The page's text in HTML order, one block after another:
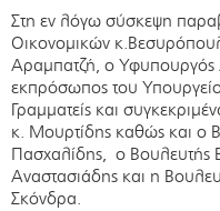
Στη εν λόγω σύσκεψη
Οικονομικών
Αραμπατζή, ο Υφυπουργός
εκπρόσωπος του
Γραμματείς και
κ. Μουρτίδης καθώς και ο
Πασχαλίδης, ο Βουλευτής
Αναστασιάδης και η
Σκόνδρα.